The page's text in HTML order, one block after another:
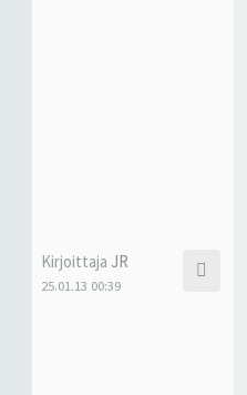
Kirjoittaja JR
25.01.13 00:39